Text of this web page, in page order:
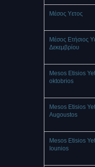
Mέσος Υετος
Μέσος Ετήσιος
Δεκεμβρίου
Mesos Etisios
oktobrios
Mesos Etisios
Augoustos
Mesos Etisios
Iounios